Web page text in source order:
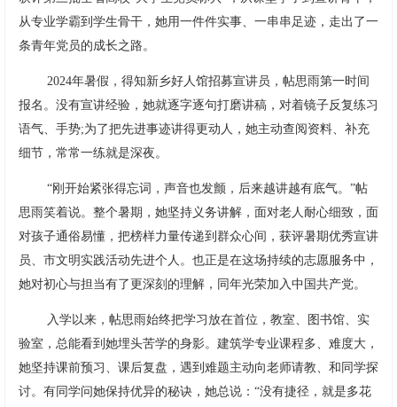
从专业学霸到学生骨干，她用一件件实事、一串串足迹，走出了一
条青年党员的成长之路。
2024年暑假，得知新乡好人馆招募宣讲员，帖思雨第一时间
报名。没有宣讲经验，她就逐字逐句打磨讲稿，对着镜子反复练习
语气、手势;为了把先进事迹讲得更动人，她主动查阅资料、补充
细节，常常一练就是深夜。
“刚开始紧张得忘词，声音也发颤，后来越讲越有底气。”帖
思雨笑着说。整个暑期，她坚持义务讲解，面对老人耐心细致，面
对孩子通俗易懂，把榜样力量传递到群众心间，获评暑期优秀宣讲
员、市文明实践活动先进个人。也正是在这场持续的志愿服务中，
她对初心与担当有了更深刻的理解，同年光荣加入中国共产党。
入学以来，帖思雨始终把学习放在首位，教室、图书馆、实
验室，总能看到她埋头苦学的身影。建筑学专业课程多、难度大，
她坚持课前预习、课后复盘，遇到难题主动向老师请教、和同学探
讨。有同学问她保持优异的秘诀，她总说：“没有捷径，就是多花